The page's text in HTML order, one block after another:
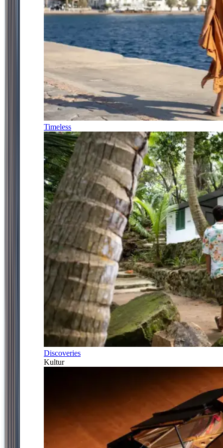
Timeless
Discoveries
Kultur